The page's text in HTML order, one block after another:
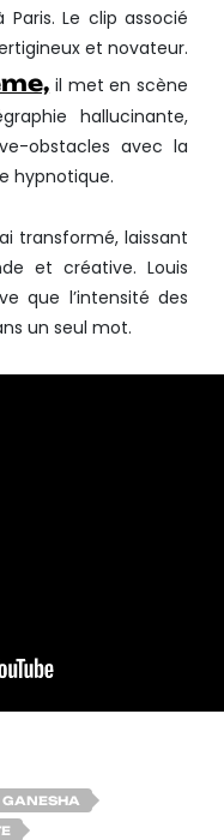
Le clip associé
et novateur.
il met en scène
hallucinante,
obstacles avec la
hypnotique.
transformé, laissant
et créative. Louis
que l’intensité des
un seul mot.
GANESHA